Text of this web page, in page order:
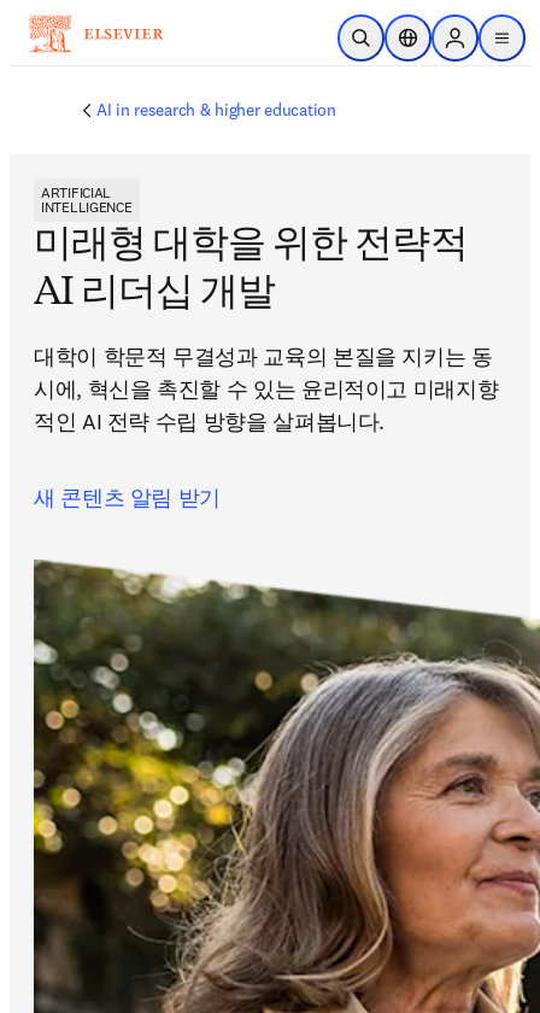
주요 콘텐츠로 건너뛰기
검색 열기위치 선택기Sign in to
menu
AI in research & higher education
ARTIFICIAL
INTELLIGENCE
미래형 대학을 위한 전략적
AI 리더십 개발
대학이 학문적 무결성과 교육의 본질을 지키는 동
시에, 혁신을 촉진할 수 있는 윤리적이고 미래지향
적인 AI 전략 수립 방향을 살펴봅니다.
새 콘텐츠 알림 받기